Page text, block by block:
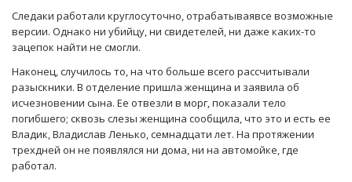
Следаки работали круглосуточно, отрабатываявсе возможные
версии. Однако ни убийцу, ни свидетелей, ни даже каких-то
зацепок найти не смогли.
Наконец, случилось то, на что больше всего рассчитывали
разыскники. В отделение пришла женщина и заявила об
исчезновении сына. Ее отвезли в морг, показали тело
погибшего; сквозь слезы женщина сообщила, что это и есть ее
Владик, Владислав Ленько, семнадцати лет. На протяжении
трехдней он не появлялся ни дома, ни на автомойке, где
работал.